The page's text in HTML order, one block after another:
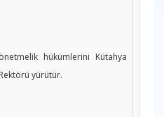
hükümlerini Kütahya
yürütür.